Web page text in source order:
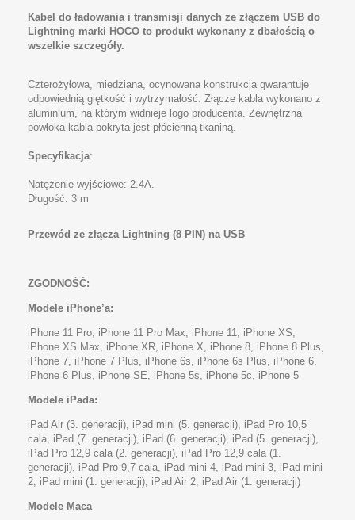
Kabel do ładowania i transmisji danych ze złączem USB do
Lightning marki HOCO to produkt wykonany z dbałością o
wszelkie szczegóły.
Czterożyłowa, miedziana, ocynowana konstrukcja gwarantuje
odpowiednią giętkość i wytrzymałość. Złącze kabla wykonano z
aluminium, na którym widnieje logo producenta. Zewnętrzna
powłoka kabla pokryta jest płócienną tkaniną.
Specyfikacja:
Natężenie wyjściowe: 2.4A.
Długość: 3 m
Przewód ze złącza Lightning (8 PIN) na USB
ZGODNOŚĆ:
Modele iPhone’a:
iPhone 11 Pro, iPhone 11 Pro Max, iPhone 11, iPhone XS,
iPhone XS Max, iPhone XR, iPhone X, iPhone 8, iPhone 8 Plus,
iPhone 7, iPhone 7 Plus, iPhone 6s, iPhone 6s Plus, iPhone 6,
iPhone 6 Plus, iPhone SE, iPhone 5s, iPhone 5c, iPhone 5
Modele iPada:
iPad Air (3. generacji), iPad mini (5. generacji), iPad Pro 10,5
cala, iPad (7. generacji), iPad (6. generacji), iPad (5. generacji),
iPad Pro 12,9 cala (2. generacji), iPad Pro 12,9 cala (1.
generacji), iPad Pro 9,7 cala, iPad mini 4, iPad mini 3, iPad mini
2, iPad mini (1. generacji), iPad Air 2, iPad Air (1. generacji)
Modele Maca